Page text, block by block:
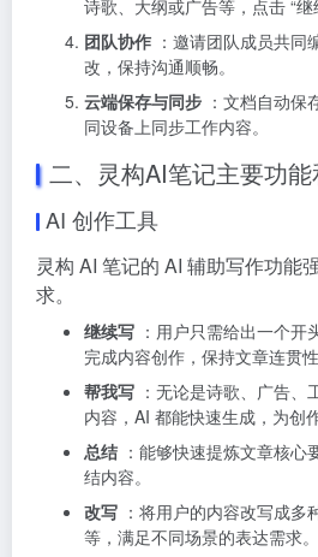
诗歌、大纲或广告等，点击 “继
团队协作 ：邀请团队成员共同
改，保持沟通顺畅。
云端保存与同步 ：文档自动保
同设备上同步工作内容。
二、灵构AI笔记主要功能
AI 创作工具
灵构 AI 笔记的 AI 辅助写作功能
求。
继续写 ：用户只需给出一个
完成内容创作，保持文章连贯性
帮我写 ：无论是诗歌、广告
内容，AI 都能快速生成，为创
总结 ：能够快速提炼文章核
结内容。
改写 ：将用户的内容改写成
等，满足不同场景的表达需求。